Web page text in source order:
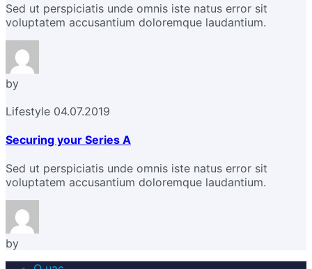
Sed ut perspiciatis unde omnis iste natus error sit
voluptatem accusantium doloremque laudantium.
by
Lifestyle 04.07.2019
Securing your Series A
Sed ut perspiciatis unde omnis iste natus error sit
voluptatem accusantium doloremque laudantium.
by